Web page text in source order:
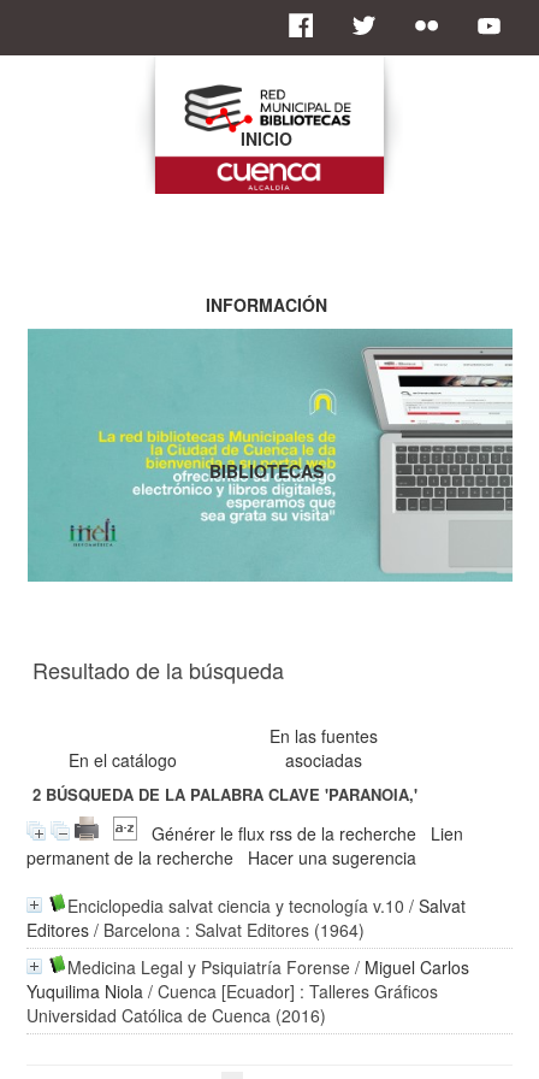
Resultado de la búsqueda
En el catálogo
En las fuentes
asociadas
2 BÚSQUEDA DE LA PALABRA CLAVE'PARANOIA,'
Générer le flux rss de la recherche
Lien
permanent de la recherche
Hacer una sugerencia
Enciclopedia salvat ciencia y tecnología v.10 /Salvat
Editores / Barcelona : Salvat Editores (1964)
Medicina Legal y Psiquiatría Forense / Miguel Carlos
Yuquilima Niola / Cuenca [Ecuador] : Talleres Gráficos
Universidad Católica de Cuenca (2016)
INICIO
INFORMACIÓN
BIBLIOTECAS